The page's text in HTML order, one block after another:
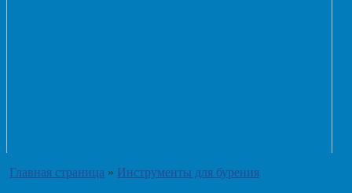
Главная страница » Инструменты для бурения